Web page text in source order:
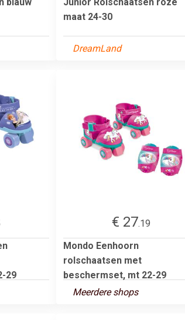
maat 24-30
DreamLand
29
€ 27.19
Mondo Eenhoorn
rolschaatsen met
beschermset, mt 22-29
Meerdere shops